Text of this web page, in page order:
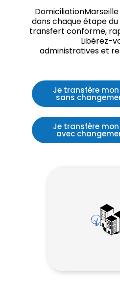
dans chaque étape
transfert conforme,
Libérez-
administratives et
Je transfère
sans
Je transfère
avec